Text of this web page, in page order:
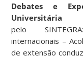
Debates e
Universitária
pelo
internacionais –
de extensão